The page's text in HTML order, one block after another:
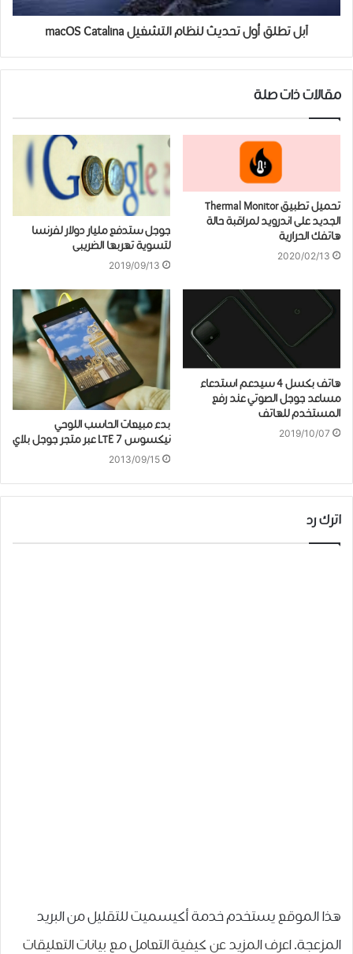
آبل تطلق أول تحديث لنظام التشغيل macOS Catalina
مقالات ذات صلة
تحميل تطبيق Thermal Monitor
الجديد على اندرويد ﻟﻤﺮﺍﻗﺒﺔ حالة
هاتفك ﺍﻟﺤﺮﺍﺭﻳﺔ
2020/02/13
ﺟﻮﺟﻞ ستدفع ﻣﻠﻴﺎﺭ ﺩﻭﻻﺭ ﻟﻔﺮﻧﺴﺎ
ﻟﺘﺴﻮﻳﺔ ﺗﻬﺮﺑﻬﺎ ﺍﻟﻀﺮﻳﺒﻰ
2019/09/13
هاتف ﺑﻜﺴﻞ 4 ﺳﻴﺪﻋﻢ ﺍﺳﺘﺪﻋﺎﺀ
ﻣﺴﺎﻋﺪ ﺟﻮﺟﻞ ﺍﻟﺼﻮﺗﻲ عند رفع
ﺍﻟﻤﺴﺘﺨﺪﻡ ﻟﻠﻬﺎﺗﻒ
2019/10/07
بدء مبيعات الحاسب اللوحي
نيكسوس 7 LTE عبر متجر جوجل بلاي
2013/09/15
اترك رد
هذا الموقع يستخدم خدمة أكيسميت للتقليل من البريد
المزعجة.اعرف المزيد عن كيفية التعامل مع بيانات التعليقات